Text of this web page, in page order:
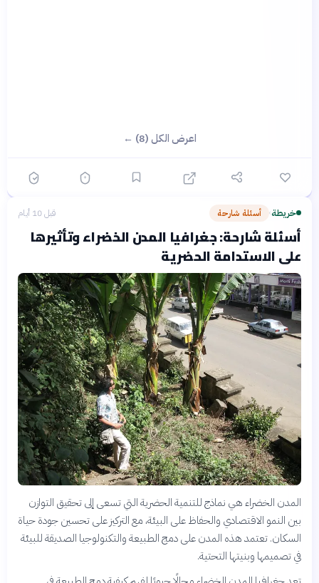
اعرض الكل (8) ←
خريطة› أسئلة شارحة قبل 10 أيام
أسئلة شارحة: جغرافيا المدن الخضراء وتأثيرها
على الاستدامة الحضرية
المدن الخضراء هي نماذج للتنمية الحضرية التي تسعى إلى تحقيق التوازن
بين النمو الاقتصادي والحفاظ على البيئة، مع التركيز على تحسين جودة حياة
السكان. تعتمد هذه المدن على دمج الطبيعة والتكنولوجيا الصديقة للبيئة
في تصميمها وبنيتها التحتية.